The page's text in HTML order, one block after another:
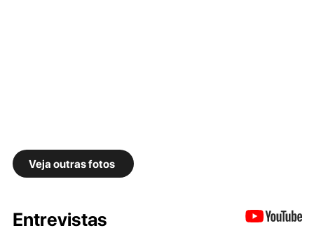
Veja outras fotos
Entrevistas